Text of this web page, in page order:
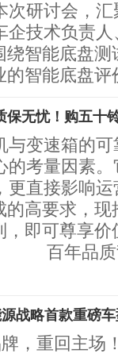
次研讨会，
企技术负责
智能底盘
智能底盘评
保无忧！购五十
变速箱的可
的考量因素
更直接影响
高要求，
即可尊享
百年品质
战略首款重磅
重回主场